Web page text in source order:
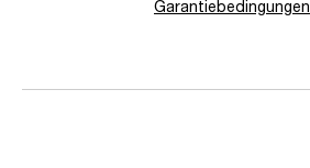
Garantiebedingungen